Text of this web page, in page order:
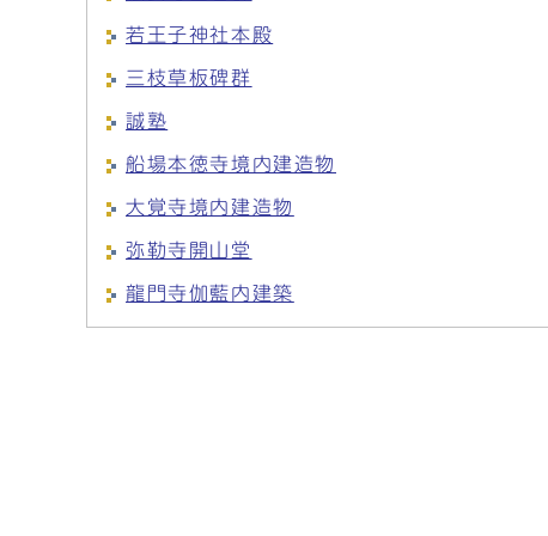
若王子神社本殿
三枝草板碑群
誠塾
船場本徳寺境内建造物
大覚寺境内建造物
弥勒寺開山堂
龍門寺伽藍内建築